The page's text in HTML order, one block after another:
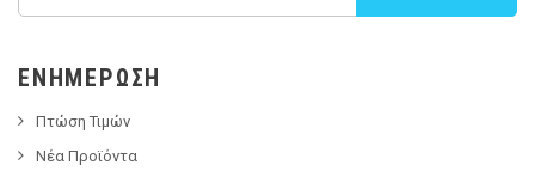
ΕΝΗΜΈΡΩΣΗ
Πτώση Τιμών
Νέα Προϊόντα